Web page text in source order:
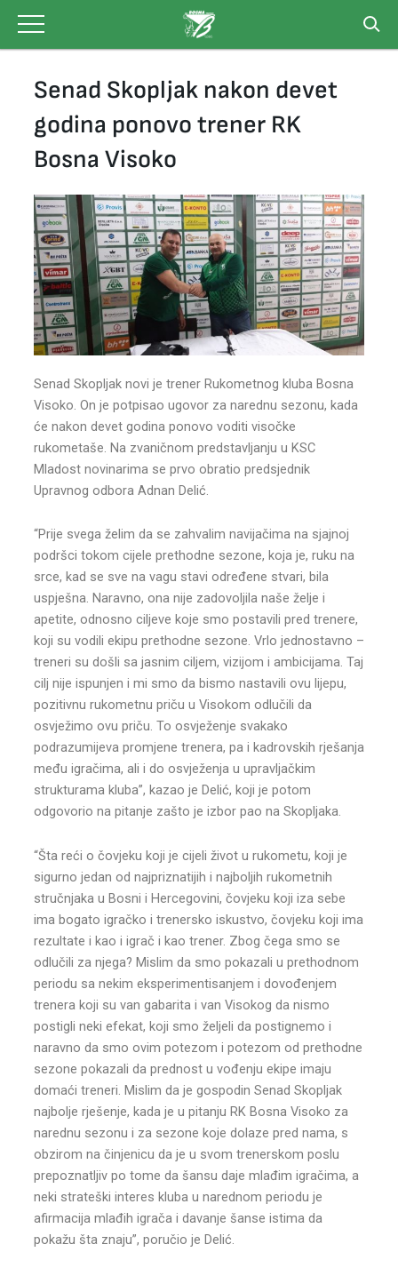
content
Senad Skopljak nakon devet
godina ponovo trener RK
Bosna Visoko
Senad Skopljak novi je trener Rukometnog kluba Bosna
Visoko. On je potpisao ugovor za narednu sezonu, kada
će nakon devet godina ponovo voditi visočke
rukometaše. Na zvaničnom predstavljanju u KSC
Mladost novinarima se prvo obratio predsjednik
Upravnog odbora Adnan Delić.
“Prije svega želim da se zahvalim navijačima na sjajnoj
podršci tokom cijele prethodne sezone, koja je, ruku na
srce, kad se sve na vagu stavi određene stvari, bila
uspješna. Naravno, ona nije zadovoljila naše želje i
apetite, odnosno ciljeve koje smo postavili pred trenere,
koji su vodili ekipu prethodne sezone. Vrlo jednostavno –
treneri su došli sa jasnim ciljem, vizijom i ambicijama. Taj
cilj nije ispunjen i mi smo da bismo nastavili ovu lijepu,
pozitivnu rukometnu priču u Visokom odlučili da
osvježimo ovu priču. To osvježenje svakako
podrazumijeva promjene trenera, pa i kadrovskih rješanja
među igračima, ali i do osvježenja u upravljačkim
strukturama kluba”, kazao je Delić, koji je potom
odgovorio na pitanje zašto je izbor pao na Skopljaka.
“Šta reći o čovjeku koji je cijeli život u rukometu, koji je
sigurno jedan od najpriznatijih i najboljih rukometnih
stručnjaka u Bosni i Hercegovini, čovjeku koji iza sebe
ima bogato igračko i trenersko iskustvo, čovjeku koji ima
rezultate i kao i igrač i kao trener. Zbog čega smo se
odlučili za njega? Mislim da smo pokazali u prethodnom
periodu sa nekim eksperimentisanjem i dovođenjem
trenera koji su van gabarita i van Visokog da nismo
postigli neki efekat, koji smo željeli da postignemo i
naravno da smo ovim potezom i potezom od prethodne
sezone pokazali da prednost u vođenju ekipe imaju
domaći treneri. Mislim da je gospodin Senad Skopljak
najbolje rješenje, kada je u pitanju RK Bosna Visoko za
narednu sezonu i za sezone koje dolaze pred nama, s
obzirom na činjenicu da je u svom trenerskom poslu
prepoznatljiv po tome da šansu daje mlađim igračima, a
neki strateški interes kluba u narednom periodu je
afirmacija mlađih igrača i davanje šanse istima da
pokažu šta znaju”, poručio je Delić.